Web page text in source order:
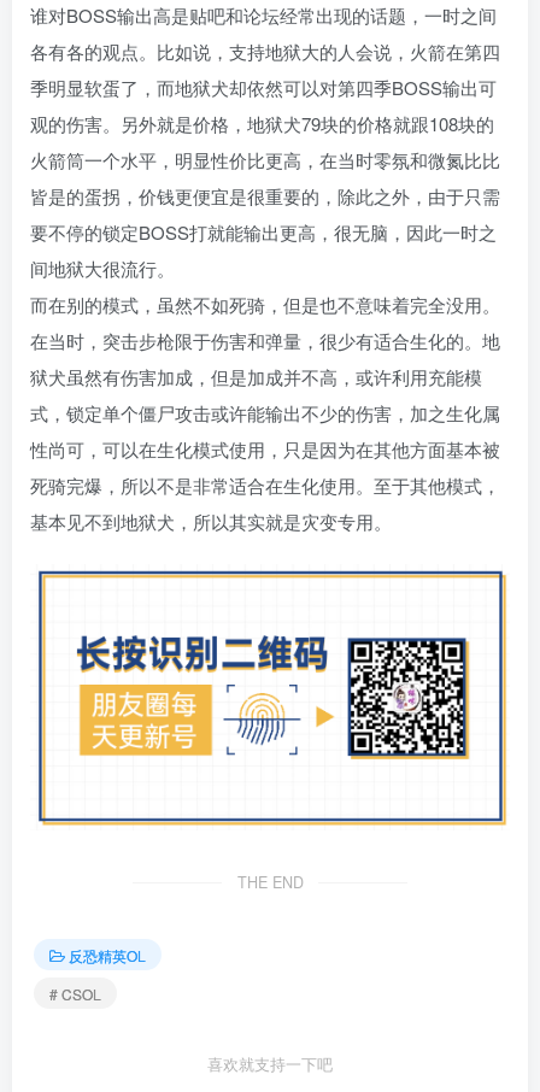
谁对BOSS输出高是贴吧和论坛经常出现的话题，一时之间
各有各的观点。比如说，支持地狱大的人会说，火箭在第四
季明显软蛋了，而地狱犬却依然可以对第四季BOSS输出可
观的伤害。另外就是价格，地狱犬79块的价格就跟108块的
火箭筒一个水平，明显性价比更高，在当时零氛和微氮比比
皆是的蛋拐，价钱更便宜是很重要的，除此之外，由于只需
要不停的锁定BOSS打就能输出更高，很无脑，因此一时之
间地狱大很流行。
而在别的模式，虽然不如死骑，但是也不意味着完全没用。
在当时，突击步枪限于伤害和弹量，很少有适合生化的。地
狱犬虽然有伤害加成，但是加成并不高，或许利用充能模
式，锁定单个僵尸攻击或许能输出不少的伤害，加之生化属
性尚可，可以在生化模式使用，只是因为在其他方面基本被
死骑完爆，所以不是非常适合在生化使用。至于其他模式，
基本见不到地狱犬，所以其实就是灾变专用。
THE END
反恐精英OL
# CSOL
喜欢就支持一下吧